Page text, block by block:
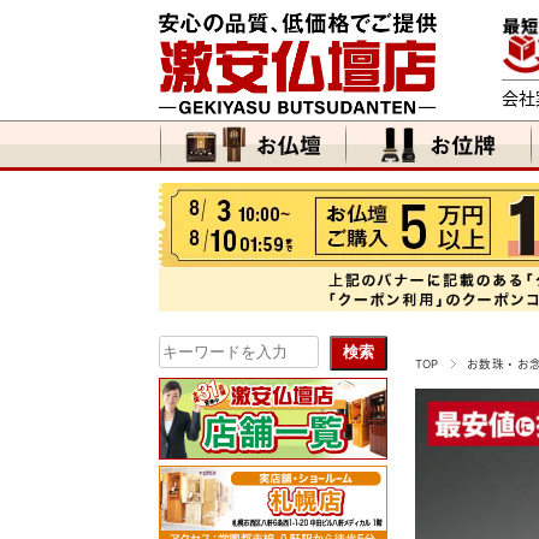
会
TOP お数珠・お